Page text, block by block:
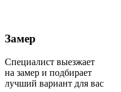
Замер
Специалист выезжает
на замер и подбирает
лучший вариант для вас